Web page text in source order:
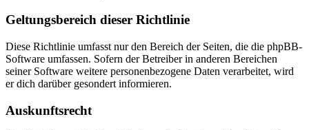
Geltungsbereich dieser Richtlinie
Diese Richtlinie umfasst nur den Bereich der Seiten, die die phpBB-
Software umfassen. Sofern der Betreiber in anderen Bereichen
seiner Software weitere personenbezogene Daten verarbeitet, wird
er dich darüber gesondert informieren.
Auskunftsrecht